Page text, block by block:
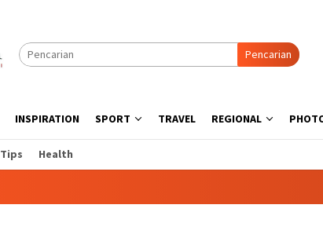
Pencarian
INSPIRATION SPORT TRAVEL REGIONAL
Tips Health